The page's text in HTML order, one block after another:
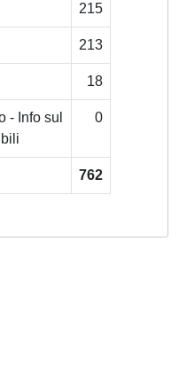
215
213
18
- Info sul
0
762